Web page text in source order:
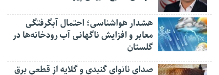
هشدار هواشناسی؛ احتمال آبگرفتگی
معابر و افزایش ناگهانی آب رودخانه‌ها در
گلستان
صدای نانوای گنبدی و گلایه از قطعی برق